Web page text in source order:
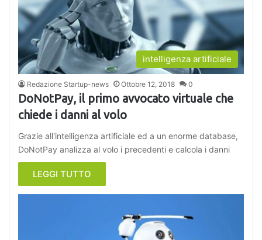
intelligenza artificiale
Redazione Startup-news Ottobre 12, 2018 0
DoNotPay, il primo avvocato virtuale che
chiede i danni al volo
Grazie all'intelligenza artificiale ed a un enorme database,
DoNotPay analizza al volo i precedenti e calcola i danni
LEGGI TUTTO